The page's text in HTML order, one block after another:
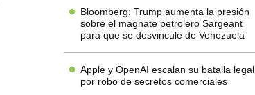
Bloomberg: Trump aumenta la presión
sobre el magnate petrolero Sargeant
para que se desvincule de Venezuela
Apple y OpenAI escalan su batalla legal
por robo de secretos comerciales